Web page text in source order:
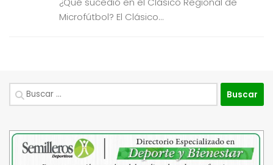
Microfútbol? El Clásico...
Buscar: